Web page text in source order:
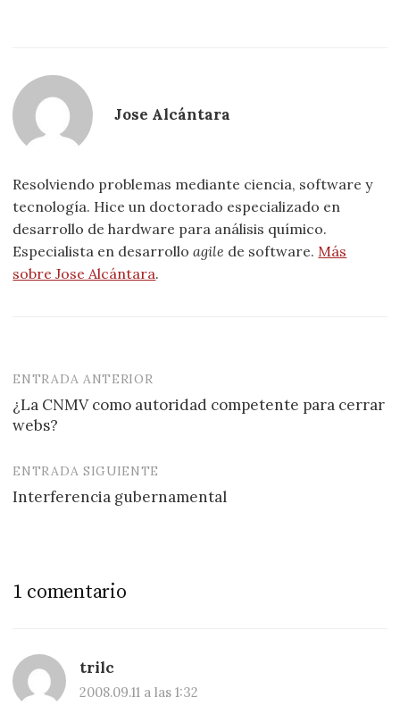
Jose Alcántara
Resolviendo problemas mediante ciencia, software y
tecnología. Hice un doctorado especializado en
desarrollo de hardware para análisis químico.
Especialista en desarrolloagile de software. Más
sobre Jose Alcántara.
Navegación
de
ENTRADA ANTERIOR
¿La CNMV como autoridad competente para cerrar
webs?
ENTRADA SIGUIENTE
Interferencia gubernamental
1 comentario
trilc
2008.09.11 a las 1:32